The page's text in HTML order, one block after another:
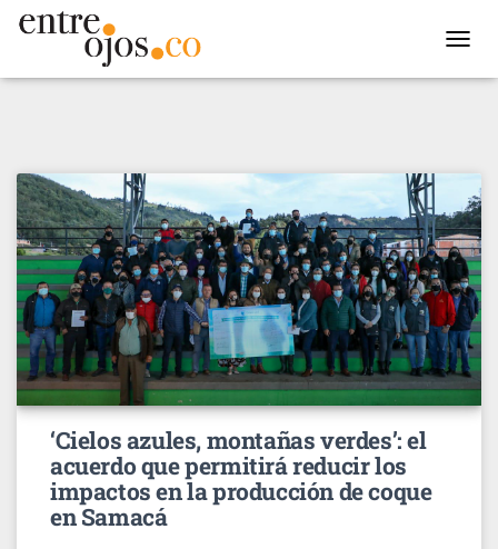
‘Cielos azules, montañas verdes’: el
acuerdo que permitirá reducir los
impactos en la producción de coque
en Samacá